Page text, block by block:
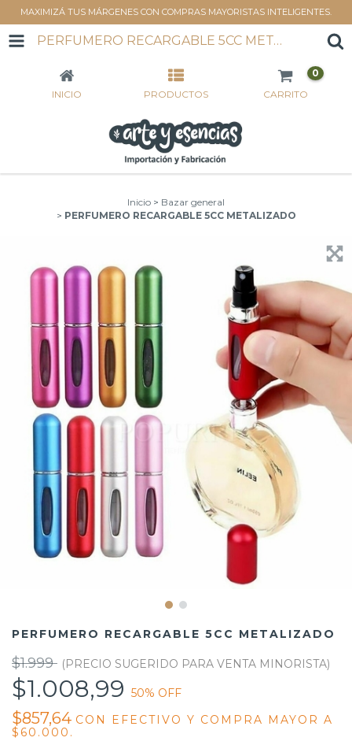
MAXIMIZÁ TUS MÁRGENES CON COMPRAS MAYORISTAS INTELIGENTES.
PERFUMERO RECARGABLE 5CC METALIZADO
INICIO PRODUCTOS CARRITO
0
Inicio > Bazar general
> PERFUMERO RECARGABLE 5CC METALIZADO
PERFUMERO RECARGABLE 5CC METALIZADO
$1.999
$1.008,99 50% OFF
$857,64 CON
EFECTIVO Y COMPRA MAYOR A
$60.000.